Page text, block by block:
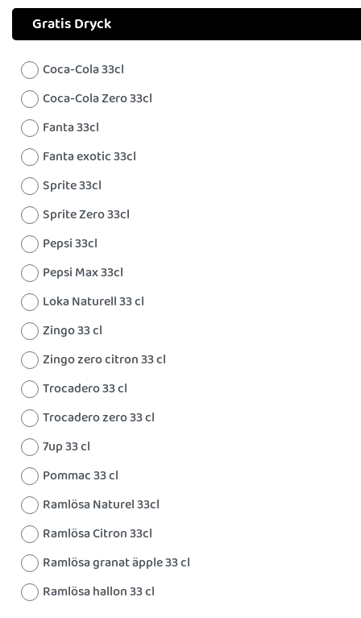
Gratis Dryck
Coca-Cola 33cl
Coca-Cola Zero 33cl
Fanta 33cl
Fanta exotic 33cl
Sprite 33cl
Sprite Zero 33cl
Pepsi 33cl
Pepsi Max 33cl
Loka Naturell 33 cl
Zingo 33 cl
Zingo zero citron 33 cl
Trocadero 33 cl
Trocadero zero 33 cl
7up 33 cl
Pommac 33 cl
Ramlösa Naturel 33cl
Ramlösa Citron 33cl
Ramlösa granat äpple 33 cl
Ramlösa hallon 33 cl